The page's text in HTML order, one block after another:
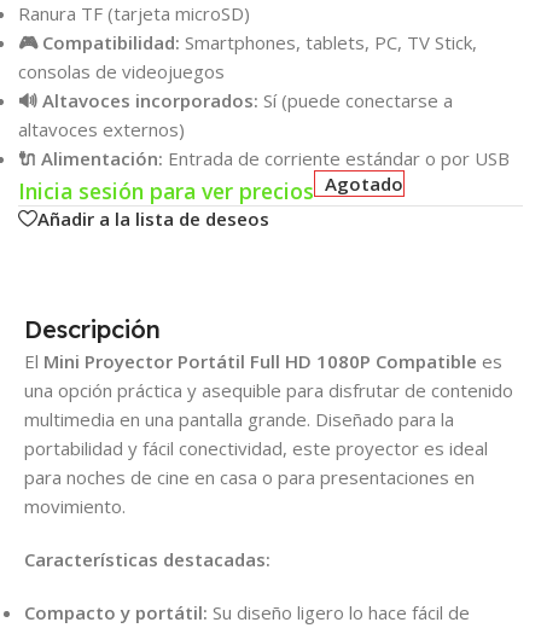
Ranura TF (tarjeta microSD)
🎮 Compatibilidad: Smartphones, tablets, PC, TV Stick,
consolas de videojuegos
🔊 Altavoces incorporados: Sí (puede conectarse a
altavoces externos)
🔌 Alimentación: Entrada de corriente estándar o por USB
Inicia sesión para ver precios Agotado
Añadir a la lista de deseos
Descripción
El Mini Proyector Portátil Full HD 1080P Compatible es
una opción práctica y asequible para disfrutar de contenido
multimedia en una pantalla grande. Diseñado para la
portabilidad y fácil conectividad, este proyector es ideal
para noches de cine en casa o para presentaciones en
movimiento.
Características destacadas:
Compacto y portátil: Su diseño ligero lo hace fácil de